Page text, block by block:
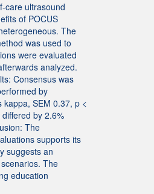
care ultrasound
of POCUS
The
was used to
were evaluated
analyzed.
Consensus was
by
SEM 0.37, p <
by 2.6%
The
supports its
suggests an
The
education